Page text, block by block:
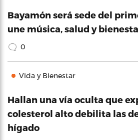
Bayamón será sede del
une música, salud y
0
Vida y Bienestar
Hallan una vía oculta que
colesterol alto debilita las
hígado